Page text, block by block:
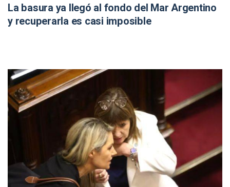
La basura ya llegó al fondo del Mar Argentino
y recuperarla es casi imposible